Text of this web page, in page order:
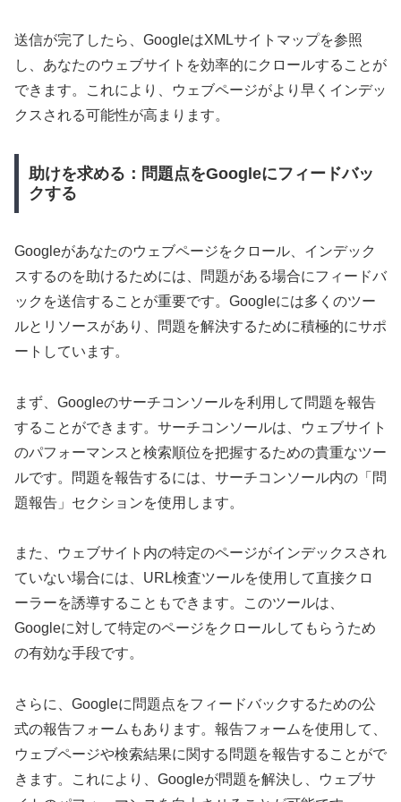
送信が完了したら、GoogleはXMLサイトマップを参照
し、あなたのウェブサイトを効率的にクロールすることが
できます。これにより、ウェブページがより早くインデッ
クスされる可能性が高まります。
助けを求める：問題点をGoogleにフィードバッ
クする
Googleがあなたのウェブページをクロール、インデック
スするのを助けるためには、問題がある場合にフィードバ
ックを送信することが重要です。Googleには多くのツー
ルとリソースがあり、問題を解決するために積極的にサポ
ートしています。
まず、Googleのサーチコンソールを利用して問題を報告
することができます。サーチコンソールは、ウェブサイト
のパフォーマンスと検索順位を把握するための貴重なツー
ルです。問題を報告するには、サーチコンソール内の「問
題報告」セクションを使用します。
また、ウェブサイト内の特定のページがインデックスされ
ていない場合には、URL検査ツールを使用して直接クロ
ーラーを誘導することもできます。このツールは、
Googleに対して特定のページをクロールしてもらうため
の有効な手段です。
さらに、Googleに問題点をフィードバックするための公
式の報告フォームもあります。報告フォームを使用して、
ウェブページや検索結果に関する問題を報告することがで
きます。これにより、Googleが問題を解決し、ウェブサ